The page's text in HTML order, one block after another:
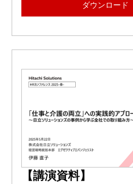
ダウンロード
【講演資料】